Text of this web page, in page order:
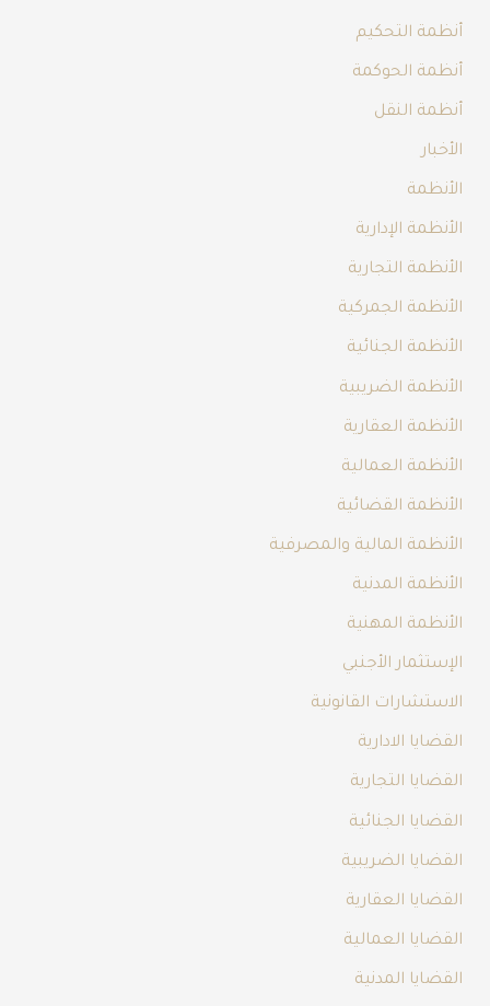
أنظمة التحكيم
أنظمة الحوكمة
أنظمة النقل
الأخبار
الأنظمة
الأنظمة الإدارية
الأنظمة التجارية
الأنظمة الجمركية
الأنظمة الجنائية
الأنظمة الضريبية
الأنظمة العقارية
الأنظمة العمالية
الأنظمة القضائية
الأنظمة المالية والمصرفية
الأنظمة المدنية
الأنظمة المهنية
الإستثمار الأجنبي
الاستشارات القانونية
القضايا الادارية
القضايا التجارية
القضايا الجنائية
القضايا الضريبية
القضايا العقارية
القضايا العمالية
القضايا المدنية